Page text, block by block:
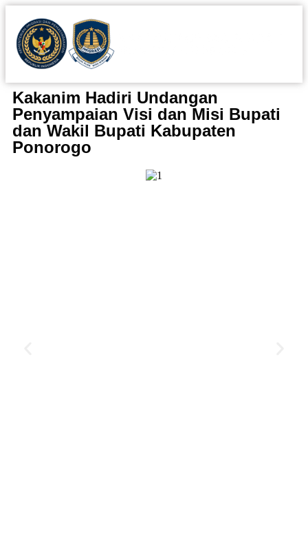
Kakanim Hadiri Undangan
Penyampaian Visi dan Misi Bupati
dan Wakil Bupati Kabupaten
Ponorogo